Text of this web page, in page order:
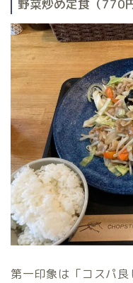
野菜炒め定食（770
第一印象は「コスパ良